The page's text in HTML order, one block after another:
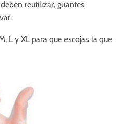
reutilizar, guantes
L y XL para que escojas la que